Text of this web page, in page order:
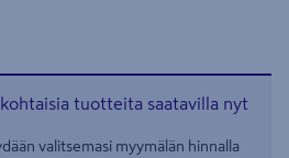
tuotteita saatavilla nyt
valitsemasi myymälän hinnalla